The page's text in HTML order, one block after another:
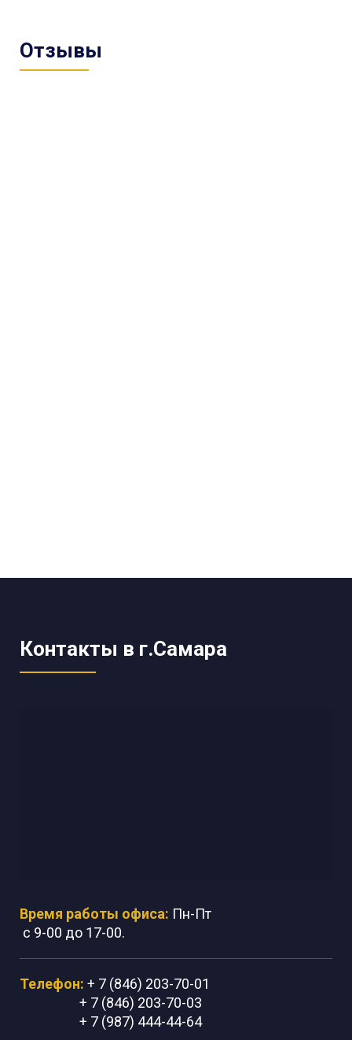
Отзывы
Контакты в г.Самара
Время работы офиса: Пн-Пт
с 9-00 до 17-00.
Телефон: + 7 (846) 203-70-01
+ 7 (846) 203-70-03
+ 7 (987) 444-44-64